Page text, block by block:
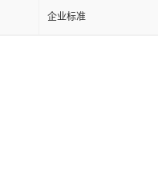
企业标准